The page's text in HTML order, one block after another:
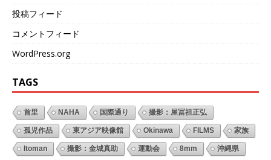
投稿フィード
コメントフィード
WordPress.org
TAGS
首里 NAHA 国際通り 撮影：屋冨祖正弘
孤児作品 東アジア映像館 Okinawa FILMS 家族
Itoman 撮影：金城真助 運動会 8mm 沖縄県